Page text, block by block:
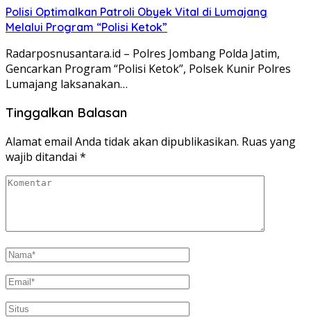
Polisi Optimalkan Patroli Obyek Vital di Lumajang
Melalui Program “Polisi Ketok”
Radarposnusantara.id – Polres Jombang Polda Jatim,
Gencarkan Program “Polisi Ketok”, Polsek Kunir Polres
Lumajang laksanakan…
Tinggalkan Balasan
Alamat email Anda tidak akan dipublikasikan. Ruas yang
wajib ditandai *